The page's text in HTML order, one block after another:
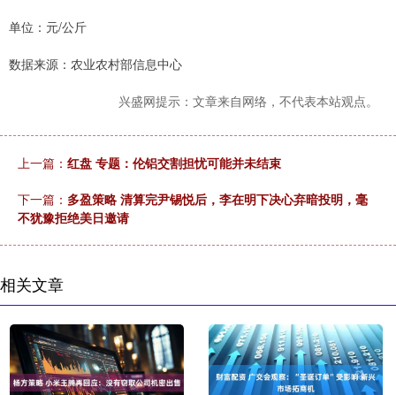
单位：元/公斤
数据来源：农业农村部信息中心
兴盛网提示：文章来自网络，不代表本站观点。
上一篇： 红盘 专题：伦铝交割担忧可能并未结束
下一篇： 多盈策略 清算完尹锡悦后，李在明下决心弃暗投明，毫
不犹豫拒绝美日邀请
相关文章